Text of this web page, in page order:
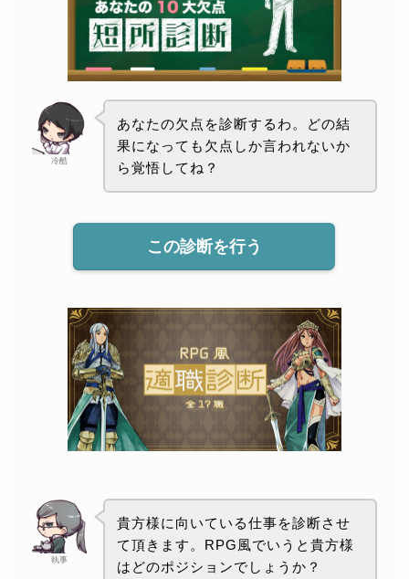
冷酷
あなたの欠点を診断するわ。どの結
果になっても欠点しか言われないか
ら覚悟してね？
この診断を行う
執事
貴方様に向いている仕事を診断させ
て頂きます。RPG風でいうと貴方様
はどのポジションでしょうか？